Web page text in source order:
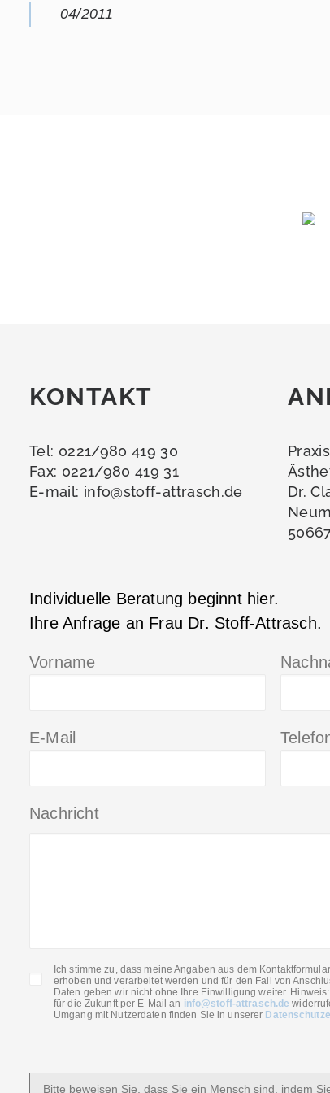
04/2011
KONTAKT
Tel: 0221/980 419 30
Fax: 0221/980 419 31
E-mail: info@stoff-attrasch.de
Dr.
Individuelle Beratung beginnt hier.
Ihre Anfrage an Frau Dr. Stoff-Attrasch.
Vorname
E-Mail
Nachricht
Ich stimme zu, dass meine Angaben aus dem
erhoben und verarbeitet werden und für den Fall von
Daten geben wir nicht ohne Ihre Einwilligung weiter.
für die Zukunft per E-Mail an info@stoff-attrasch.de
Umgang mit Nutzerdaten finden Sie in unserer
Bitte beweisen Sie, dass Sie ein Mensch sind, indem